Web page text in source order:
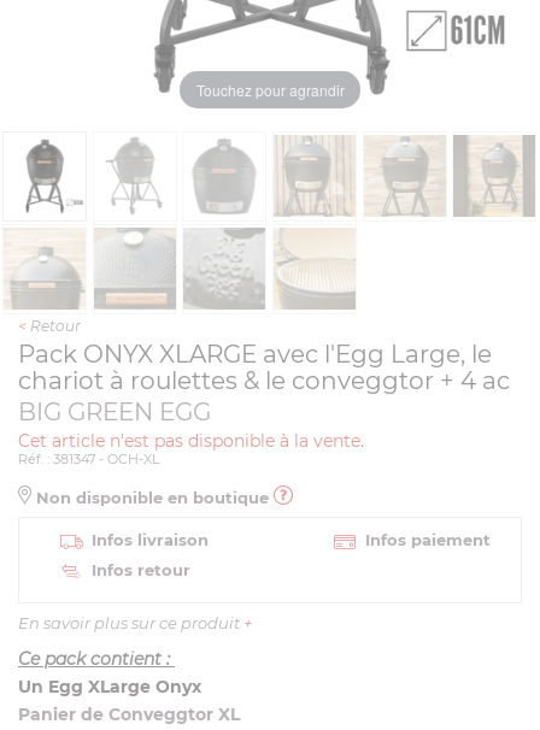
Touchez pour agrandir
< Retour
Pack ONYX XLARGE avec l'Egg Large, le
chariot à roulettes & le conveggtor + 4 ac
BIG GREEN EGG
Cet article n'est pas disponible à la vente.
Réf. : 381347 - OCH-XL
Non disponible en boutique
Infos livraison
Infos paiement
Infos retour
En savoir plus sur ce produit +
Ce pack contient :
Un Egg XLarge Onyx
Panier de Conveggtor XL